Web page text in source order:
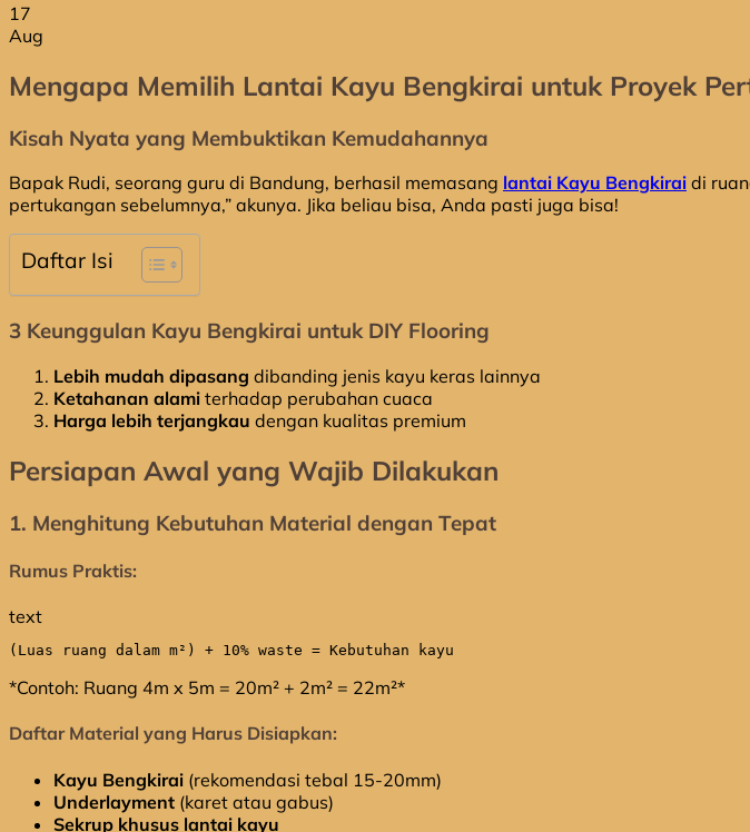
17
Aug
Mengapa Memilih Lantai Kayu Bengkirai untuk Proyek
Kisah Nyata yang Membuktikan Kemudahannya
Bapak Rudi, seorang guru di Bandung, berhasil memasang lantai Kayu Bengkirai di
pertukangan sebelumnya,” akunya. Jika beliau bisa, Anda pasti juga bisa!
Daftar Isi
3 Keunggulan Kayu Bengkirai untuk DIY Flooring
Lebih mudah dipasang dibanding jenis kayu keras lainnya
Ketahanan alami terhadap perubahan cuaca
Harga lebih terjangkau dengan kualitas premium
Persiapan Awal yang Wajib Dilakukan
1. Menghitung Kebutuhan Material dengan Tepat
Rumus Praktis:
text
(Luas ruang dalam m²) + 10% waste = Kebutuhan kayu
*Contoh: Ruang 4m x 5m = 20m² + 2m² = 22m²*
Daftar Material yang Harus Disiapkan:
Kayu Bengkirai (rekomendasi tebal 15-20mm)
Underlayment (karet atau gabus)
Sekrup khusus lantai kayu